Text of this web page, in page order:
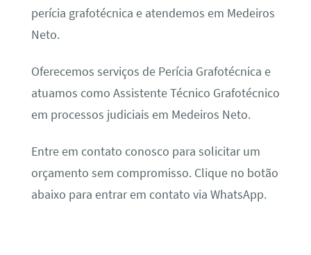
perícia grafotécnica e atendemos em Medeiros
Neto.
Oferecemos serviços de Perícia Grafotécnica e
atuamos como Assistente Técnico Grafotécnico
em processos judiciais em Medeiros Neto.
Entre em contato conosco para solicitar um
orçamento sem compromisso. Clique no botão
abaixo para entrar em contato via WhatsApp.